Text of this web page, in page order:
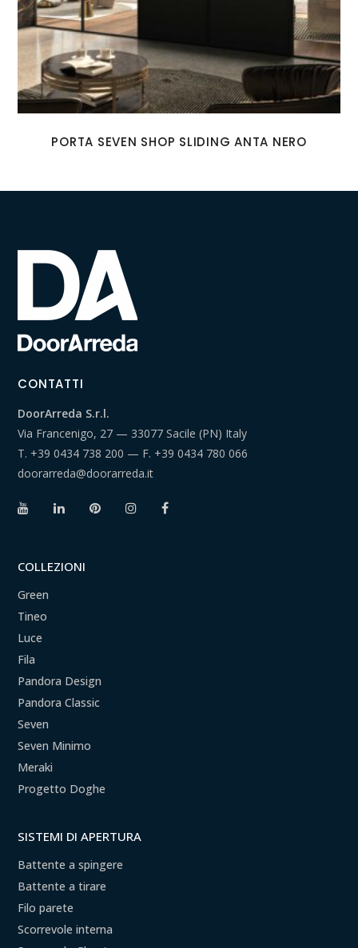
PORTA SEVEN SHOP SLIDING ANTA NERO
CONTATTI
DoorArreda S.r.l.
Via Francenigo, 27 — 33077 Sacile (PN) Italy
T. +39 0434 738 200 — F. +39 0434 780 066
doorarreda@doorarreda.it
COLLEZIONI
Green
Tineo
Luce
Fila
Pandora Design
Pandora Classic
Seven
Seven Minimo
Meraki
Progetto Doghe
SISTEMI DI APERTURA
Battente a spingere
Battente a tirare
Filo parete
Scorrevole interna